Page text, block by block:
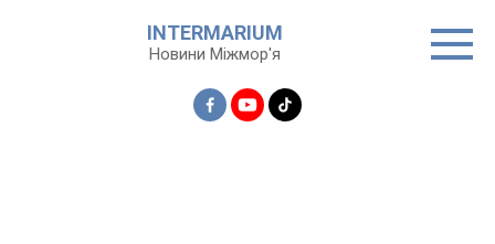
INTERMARIUM
Новини Міжмор'я